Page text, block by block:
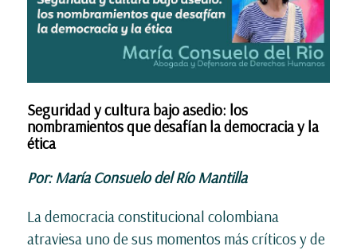
Seguridad y cultura bajo asedio: los
nombramientos que desafían la democracia y la
ética
Por: María Consuelo del Río Mantilla
La democracia constitucional colombiana
atraviesa uno de sus momentos más críticos y de